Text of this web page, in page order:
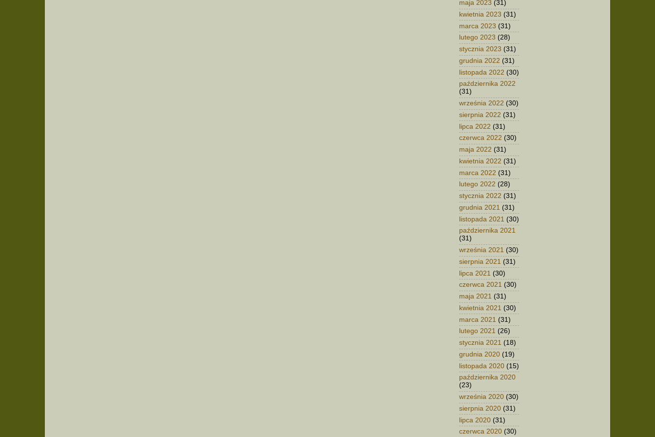
maja 2023 (31)
kwietnia 2023 (31)
marca 2023 (31)
lutego 2023 (28)
stycznia 2023 (31)
grudnia 2022 (31)
listopada 2022 (30)
października 2022
(31)
września 2022 (30)
sierpnia 2022 (31)
lipca 2022 (31)
czerwca 2022 (30)
maja 2022 (31)
kwietnia 2022 (31)
marca 2022 (31)
lutego 2022 (28)
stycznia 2022 (31)
grudnia 2021 (31)
listopada 2021 (30)
października 2021
(31)
września 2021 (30)
sierpnia 2021 (31)
lipca 2021 (30)
czerwca 2021 (30)
maja 2021 (31)
kwietnia 2021 (30)
marca 2021 (31)
lutego 2021 (26)
stycznia 2021 (18)
grudnia 2020 (19)
listopada 2020 (15)
października 2020
(23)
września 2020 (30)
sierpnia 2020 (31)
lipca 2020 (31)
czerwca 2020 (30)